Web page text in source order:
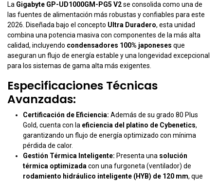
La Gigabyte GP-UD1000GM-PG5 V2se consolida como una de
las fuentes de alimentación más robustas y confiables para este
2026. Diseñada bajo el concepto Ultra Duradero, esta unidad
combina una potencia masiva con componentes de la más alta
calidad, incluyendo condensadores 100% japoneses que
aseguran un flujo de energía estable y una longevidad excepcional
para los sistemas de gama alta más exigentes.
Especificaciones Técnicas
Avanzadas:
Certificación de Eficiencia: Además de su grado 80 Plus
Gold, cuenta con la eficiencia del platino de Cybenetics,
garantizando un flujo de energía optimizado con mínima
pérdida de calor.
Gestión Térmica Inteligente: Presenta una solución
térmica optimizada con una furgoneta (ventilador) de
rodamiento hidráulico inteligente (HYB) de 120 mm, que